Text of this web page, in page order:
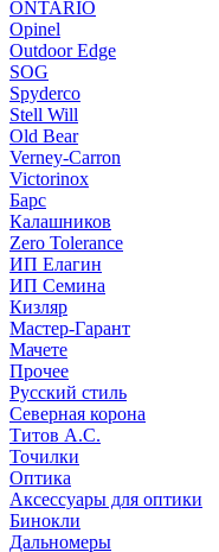
ONTARIO
Opinel
Outdoor Edge
SOG
Spyderco
Stell Will
Old Bear
Verney-Carron
Victorinox
Барс
Калашников
Zero Tolerance
ИП Елагин
ИП Семина
Кизляр
Мастер-Гарант
Мачете
Прочее
Русский стиль
Северная корона
Титов А.С.
Точилки
Оптика
Аксессуары для оптики
Бинокли
Дальномеры